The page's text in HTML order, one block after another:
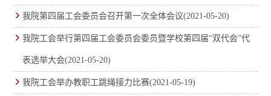
我院第四届工会委员会召开第一次全体会议(2021-05-20)
我院工会举行第四届工会委员会委员暨学校第四届“双代会”代
表选举大会(2021-05-20)
我院工会举办教职工跳绳接力比赛(2021-05-19)